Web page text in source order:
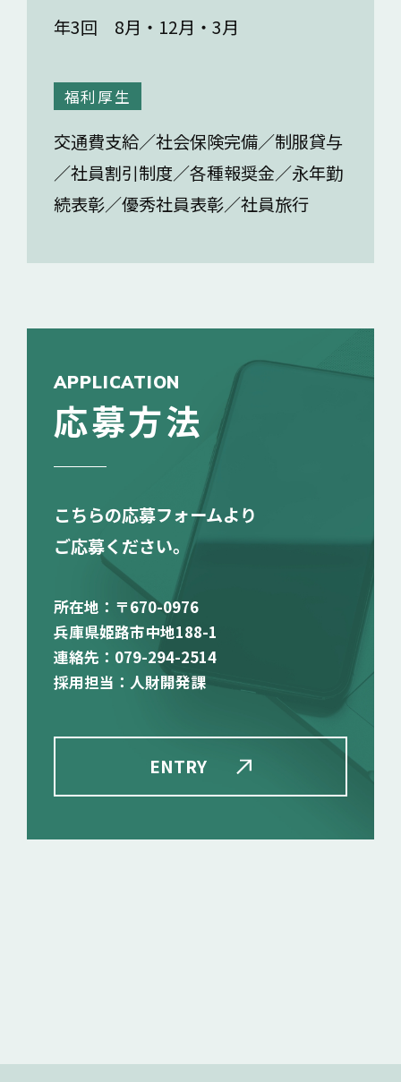
年3回 8月・12月・3月
福利厚生
交通費支給／社会保険完備／制服貸与
／社員割引制度／各種報奨金／永年勤
続表彰／優秀社員表彰／社員旅行
APPLICATION
応募方法
こちらの応募フォームより
ご応募ください。
所在地：〒670-0976
兵庫県姫路市中地188-1
連絡先：079-294-2514
採用担当：人財開発課
ENTRY